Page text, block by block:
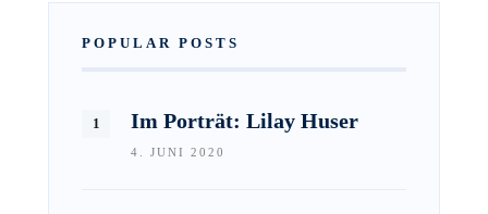
POPULAR POSTS
Im Porträt: Lilay Huser
4. JUNI 2020